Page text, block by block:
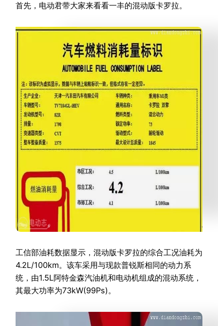
首先，电动君带大家来看看一丰的混动版卡罗拉。
工信部油耗数据显示，混动版卡罗拉的综合工况油耗为
4.2L/100km。该车采用与现款普锐斯相同的动力系
统，由1.5L阿特金森汽油机和电动机组成的混动系统，
其最大功率为73kW(99Ps)。